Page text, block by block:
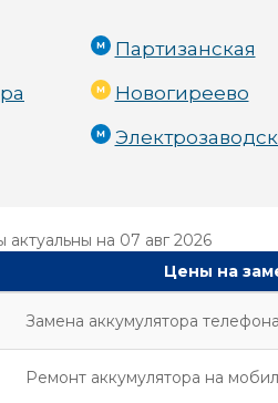
Партизанская
Новогиреево
актуальны на 07 авг 2026
Цены на
Замена аккумулятора телефона
Ремонт аккумулятора на